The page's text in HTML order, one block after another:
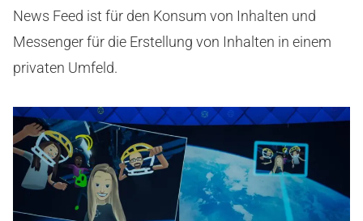
News Feed ist für den Konsum von Inhalten und
Messenger für die Erstellung von Inhalten in einem
privaten Umfeld.